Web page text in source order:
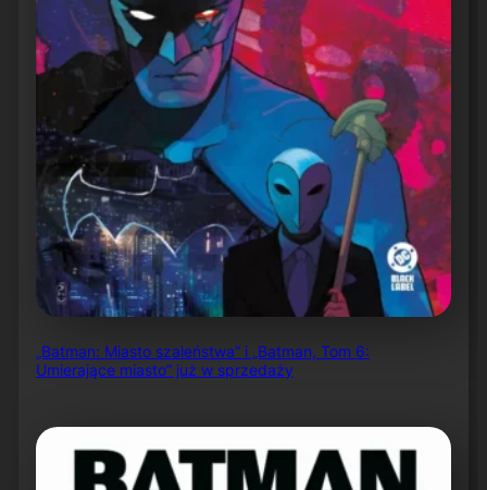
„Batman: Miasto szaleństwa” i „Batman, Tom 6:
Umierające miasto” już w sprzedaży